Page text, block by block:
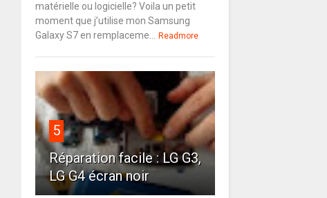
matérielle ou logicielle? Voila un petit
moment que j’utilise mon Samsung
Galaxy S7 en remplaceme...
Readmore
5
Réparation facile : LG G3,
LG G4 écran noir